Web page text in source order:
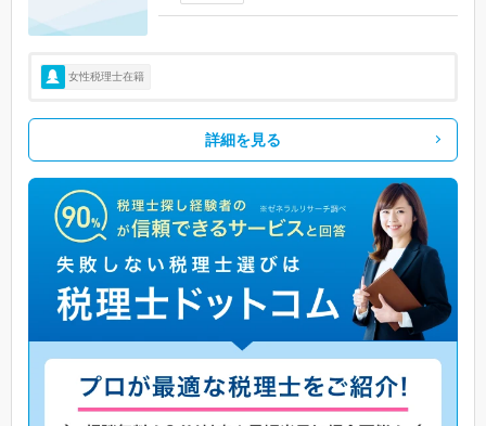
女性税理士在籍
詳細を見る